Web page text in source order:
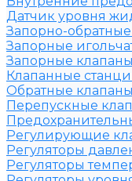
Датчик уровня
Запорно-
Запорные
Запорные клапаны
Клапанные
Обратные клапаны
Перепускные
Регулирующие
Регуляторы
Регуляторы